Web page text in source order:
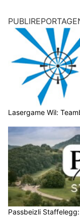
Lasergame Wil:
Passbeizli